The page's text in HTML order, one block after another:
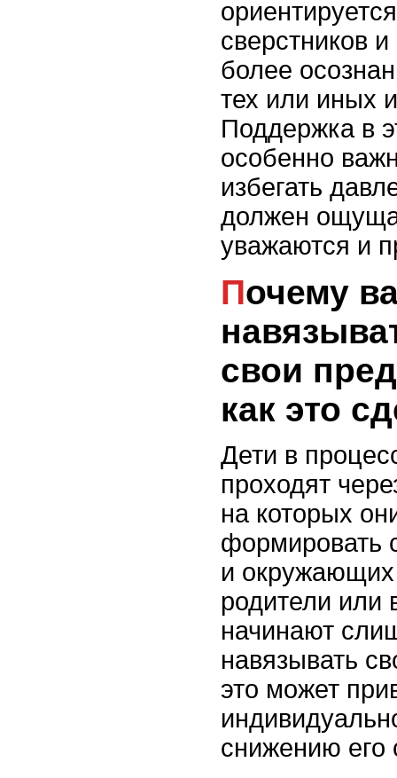
сверстников
более
тех или иных
Поддержка в
особенно
избегать
должен
уважаются и
Почему важно не
свои
как это
Дети в
проходят
на которых
формировать
и
родители или
начинают
навязывать
это может
снижению его